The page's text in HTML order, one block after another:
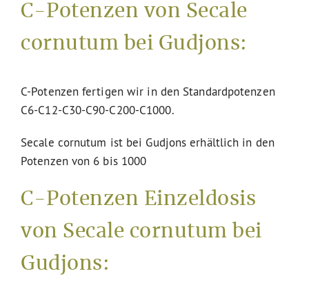
C-Potenzen von Secale
cornutum bei Gudjons:
C-Potenzen fertigen wir in den Standardpotenzen
C6-C12-C30-C90-C200-C1000.
Secale cornutum ist bei Gudjons erhältlich in den
Potenzen von 6 bis 1000
C-Potenzen Einzeldosis
von Secale cornutum bei
Gudjons: